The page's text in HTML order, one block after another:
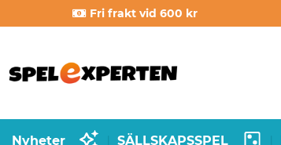
Fri frakt vid 600 kr
Nyheter SÄLLSKAPSSPEL